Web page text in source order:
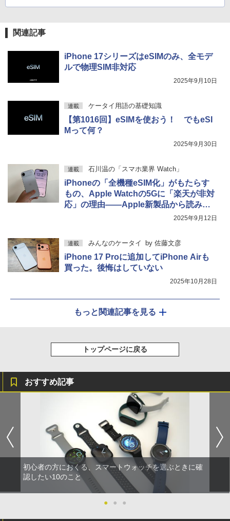
関連記事
iPhone 17シリーズはeSIMのみ、全モデ
ルで物理SIM非対応
2025年9月10日
連載 ケータイ用語の基礎知識
【第1016回】eSIMを使おう！ でもeSI
Mって何？
2025年9月30日
連載 石川温の「スマホ業界 Watch」
iPhoneの「全機種eSIM化」がもたらす
もの、Apple Watchの5Gに「楽天が非対
応」の理由――Apple新製品から読み解
2025年9月12日
連載 みんなのケータイ by 佐藤文彦
iPhone 17 Proに追加してiPhone Airも
買った。後悔はしていない
2025年10月28日
もっと関連記事を見る
トップページに戻る
おすすめ記事
初心者の方におくる、スマートウォッチを選ぶときに確
認したい10のこと
● ● ●